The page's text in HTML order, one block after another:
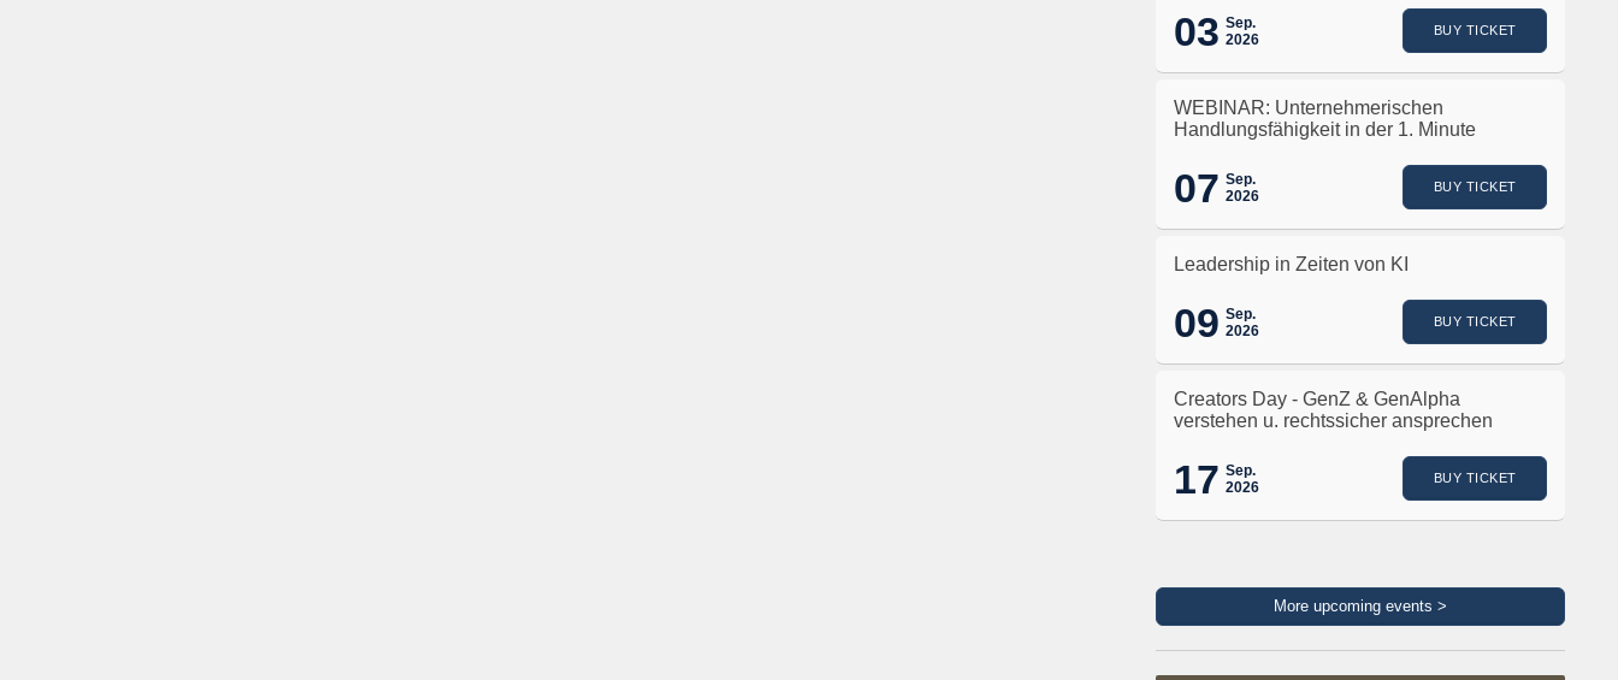
03 Sep.
2026
BUY TICKET
WEBINAR: Unternehmerischen
Handlungsfähigkeit in der 1. Minute
07 Sep.
2026
BUY TICKET
Leadership in Zeiten von KI
09 Sep.
2026
BUY TICKET
Creators Day - GenZ & GenAlpha
verstehen u. rechtssicher ansprechen
17 Sep.
2026
BUY TICKET
More upcoming events >